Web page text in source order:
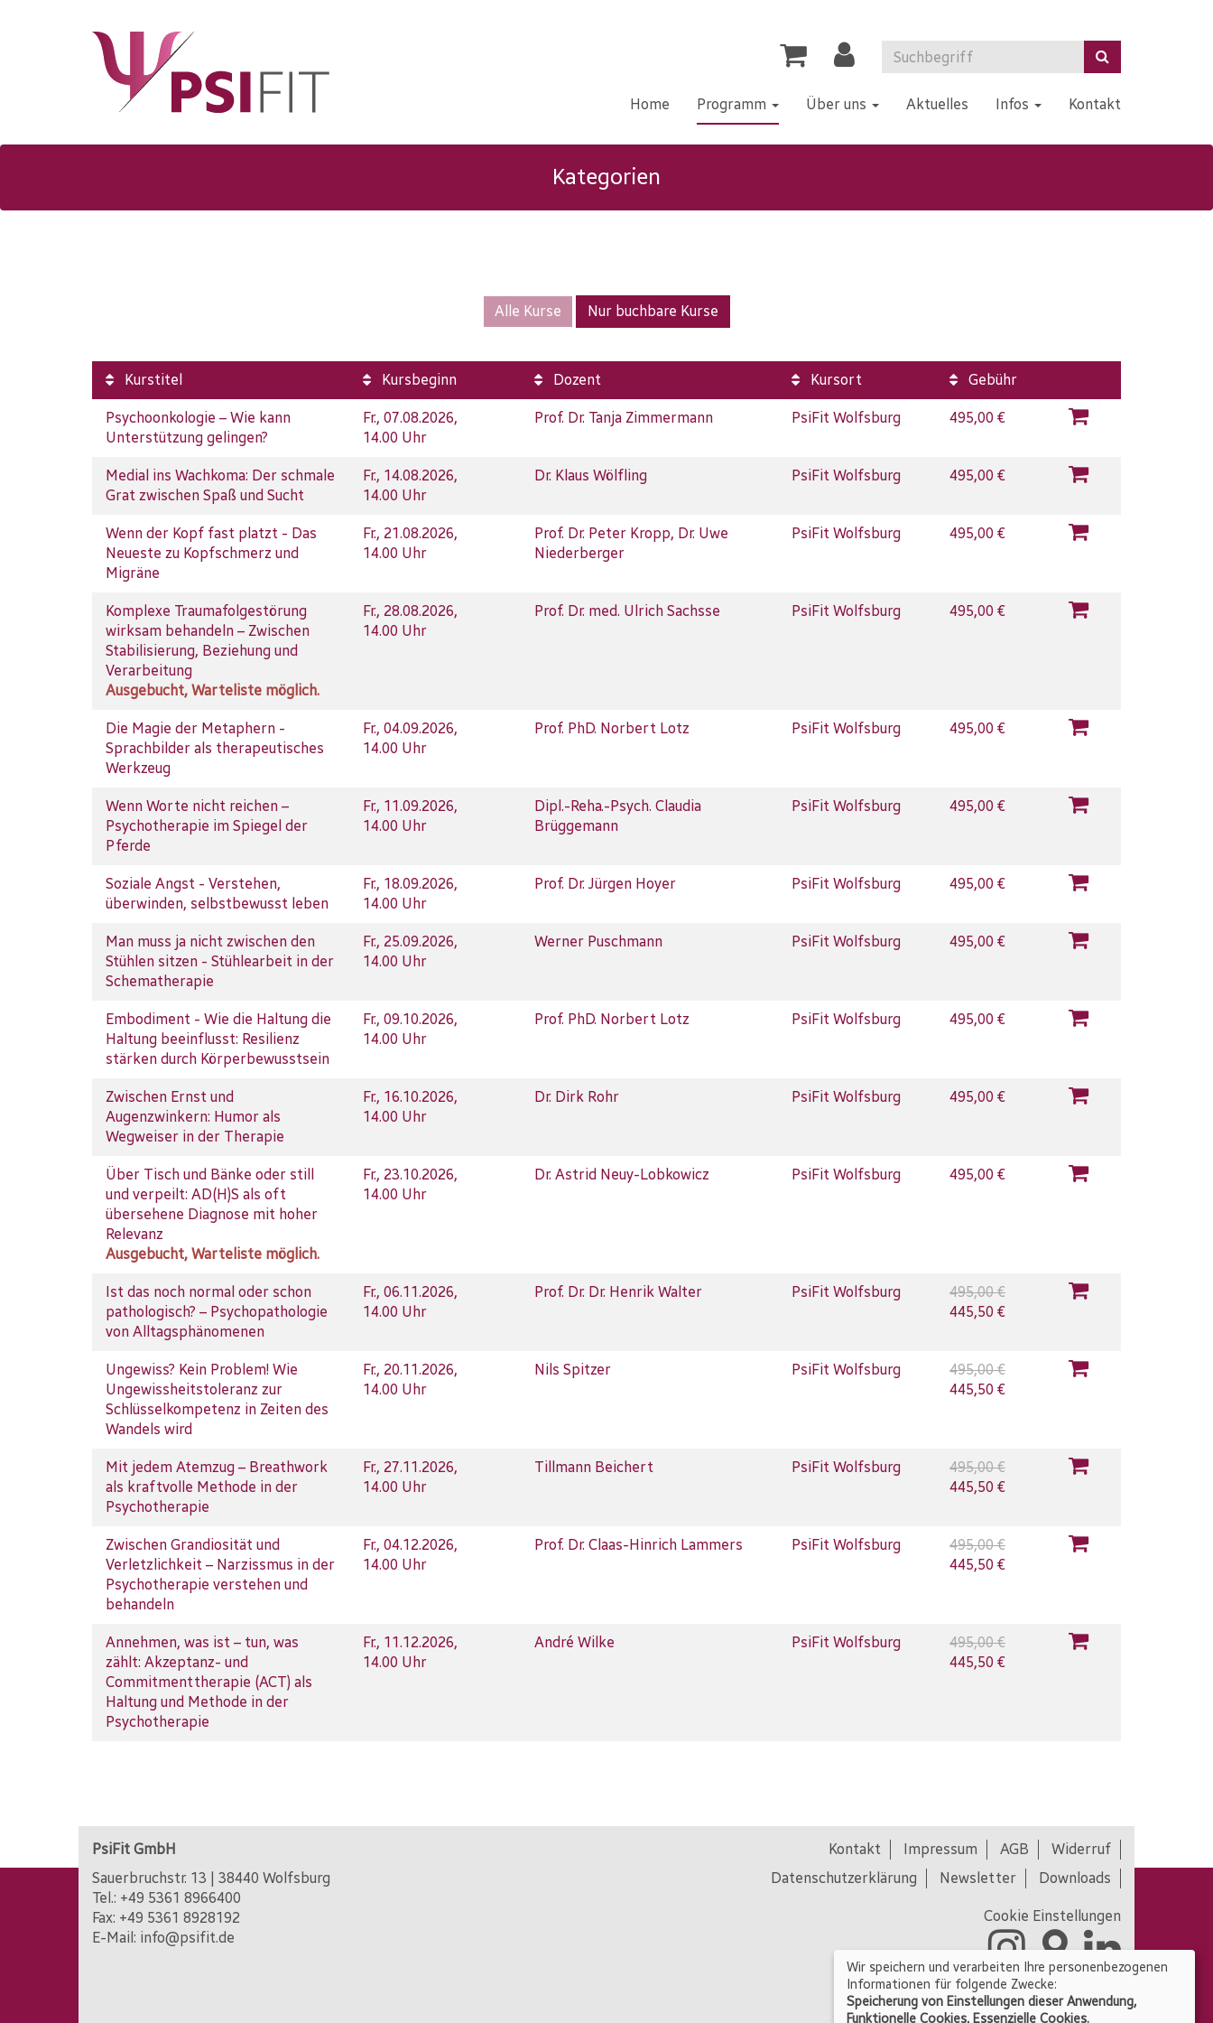
Home Programm Über uns Aktuelles Infos Kontakt
Kategorien
Alle Kurse Nur buchbare Kurse
Kurstitel Kursbeginn Dozent Kursort Gebühr
Psychoonkologie – Wie kann
Unterstützung gelingen?
Fr., 07.08.2026,
14.00 Uhr
Prof. Dr. Tanja Zimmermann PsiFit Wolfsburg 495,00 €
Medial ins Wachkoma: Der schmale
Grat zwischen Spaß und Sucht
Fr., 14.08.2026,
14.00 Uhr
Dr. Klaus Wölfling PsiFit Wolfsburg 495,00 €
Wenn der Kopf fast platzt - Das
Neueste zu Kopfschmerz und
Migräne
Fr., 21.08.2026,
14.00 Uhr
Prof. Dr. Peter Kropp, Dr. Uwe
Niederberger
PsiFit Wolfsburg 495,00 €
Komplexe Traumafolgestörung
wirksam behandeln – Zwischen
Stabilisierung, Beziehung und
Verarbeitung
Ausgebucht, Warteliste möglich.
Fr., 28.08.2026,
14.00 Uhr
Prof. Dr. med. Ulrich Sachsse PsiFit Wolfsburg 495,00 €
Die Magie der Metaphern -
Sprachbilder als therapeutisches
Werkzeug
Fr., 04.09.2026,
14.00 Uhr
Prof. PhD. Norbert Lotz PsiFit Wolfsburg 495,00 €
Wenn Worte nicht reichen –
Psychotherapie im Spiegel der
Pferde
Fr., 11.09.2026,
14.00 Uhr
Dipl.-Reha.-Psych. Claudia
Brüggemann
PsiFit Wolfsburg 495,00 €
Soziale Angst - Verstehen,
überwinden, selbstbewusst leben
Fr., 18.09.2026,
14.00 Uhr
Prof. Dr. Jürgen Hoyer PsiFit Wolfsburg 495,00 €
Man muss ja nicht zwischen den
Stühlen sitzen - Stühlearbeit in der
Schematherapie
Fr., 25.09.2026,
14.00 Uhr
Werner Puschmann PsiFit Wolfsburg 495,00 €
Embodiment - Wie die Haltung die
Haltung beeinflusst: Resilienz
stärken durch Körperbewusstsein
Fr., 09.10.2026,
14.00 Uhr
Prof. PhD. Norbert Lotz PsiFit Wolfsburg 495,00 €
Zwischen Ernst und
Augenzwinkern: Humor als
Wegweiser in der Therapie
Fr., 16.10.2026,
14.00 Uhr
Dr. Dirk Rohr PsiFit Wolfsburg 495,00 €
Über Tisch und Bänke oder still
und verpeilt: AD(H)S als oft
übersehene Diagnose mit hoher
Relevanz
Ausgebucht, Warteliste möglich.
Fr., 23.10.2026,
14.00 Uhr
Dr. Astrid Neuy-Lobkowicz PsiFit Wolfsburg 495,00 €
Ist das noch normal oder schon
pathologisch? – Psychopathologie
von Alltagsphänomenen
Fr., 06.11.2026,
14.00 Uhr
Prof. Dr. Dr. Henrik Walter PsiFit Wolfsburg
495,00 €
445,50 €
Ungewiss? Kein Problem! Wie
Ungewissheitstoleranz zur
Schlüsselkompetenz in Zeiten des
Wandels wird
Fr., 20.11.2026,
14.00 Uhr
Nils Spitzer PsiFit Wolfsburg
495,00 €
445,50 €
Mit jedem Atemzug – Breathwork
als kraftvolle Methode in der
Psychotherapie
Fr., 27.11.2026,
14.00 Uhr
Tillmann Beichert PsiFit Wolfsburg
495,00 €
445,50 €
Zwischen Grandiosität und
Verletzlichkeit – Narzissmus in der
Psychotherapie verstehen und
behandeln
Fr., 04.12.2026,
14.00 Uhr
Prof. Dr. Claas-Hinrich Lammers PsiFit Wolfsburg
495,00 €
445,50 €
Annehmen, was ist – tun, was
zählt: Akzeptanz- und
Commitmenttherapie (ACT) als
Haltung und Methode in der
Psychotherapie
Fr., 11.12.2026,
14.00 Uhr
André Wilke PsiFit Wolfsburg
495,00 €
445,50 €
PsiFit GmbH
Sauerbruchstr. 13 | 38440 Wolfsburg
Tel.: +49 5361 8966400
Fax: +49 5361 8928192
E-Mail: info@psifit.de
Kontakt Impressum AGB
Widerruf
Datenschutzerklärung
Newsletter Downloads
Cookie Einstellungen
Widerrufsformular
Wir speichern und verarbeiten Ihre personenbezogenen
Informationen für folgende Zwecke:
Speicherung von Einstellungen dieser Anwendung,
Funktionelle Cookies, Essenzielle Cookies.